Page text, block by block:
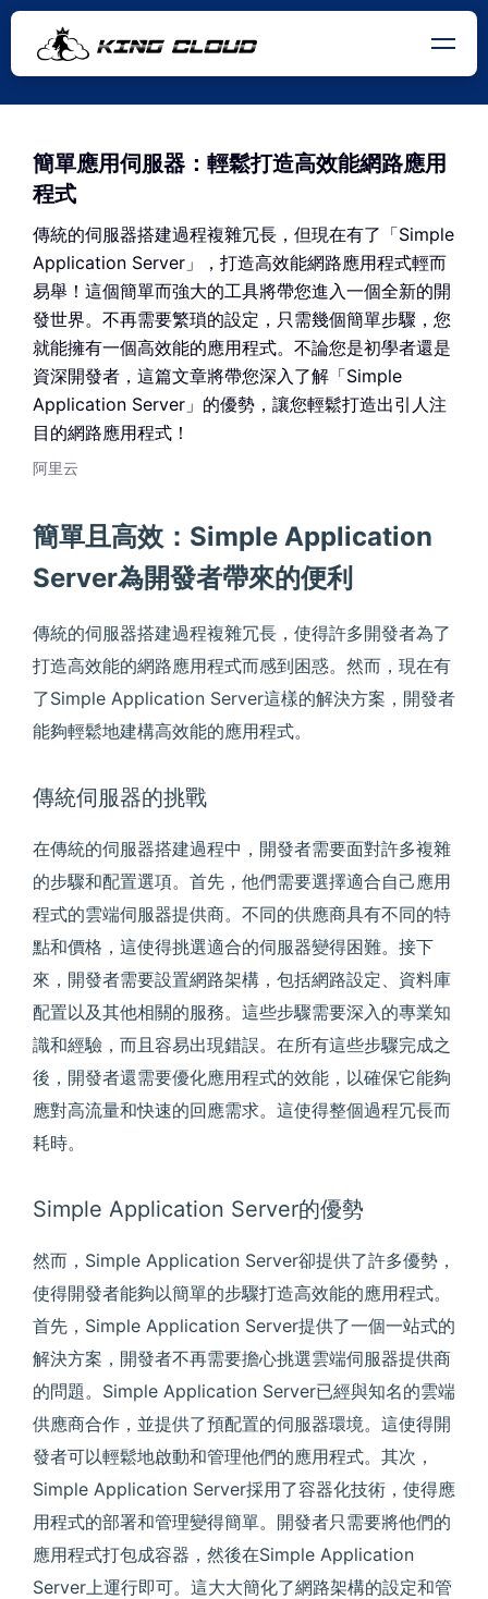
簡單應用伺服器：輕鬆打造高效能網路應用
程式
傳統的伺服器搭建過程複雜冗長，但現在有了「Simple
Application Server」，打造高效能網路應用程式輕而
易舉！這個簡單而強大的工具將帶您進入一個全新的開
發世界。不再需要繁瑣的設定，只需幾個簡單步驟，您
就能擁有一個高效能的應用程式。不論您是初學者還是
資深開發者，這篇文章將帶您深入了解「Simple
Application Server」的優勢，讓您輕鬆打造出引人注
目的網路應用程式！
阿里云
簡單且高效：Simple Application
Server為開發者帶來的便利
傳統的伺服器搭建過程複雜冗長，使得許多開發者為了
打造高效能的網路應用程式而感到困惑。然而，現在有
了Simple Application Server這樣的解決方案，開發者
能夠輕鬆地建構高效能的應用程式。
傳統伺服器的挑戰
在傳統的伺服器搭建過程中，開發者需要面對許多複雜
的步驟和配置選項。首先，他們需要選擇適合自己應用
程式的雲端伺服器提供商。不同的供應商具有不同的特
點和價格，這使得挑選適合的伺服器變得困難。接下
來，開發者需要設置網路架構，包括網路設定、資料庫
配置以及其他相關的服務。這些步驟需要深入的專業知
識和經驗，而且容易出現錯誤。在所有這些步驟完成之
後，開發者還需要優化應用程式的效能，以確保它能夠
應對高流量和快速的回應需求。這使得整個過程冗長而
耗時。
Simple Application Server的優勢
然而，Simple Application Server卻提供了許多優勢，
使得開發者能夠以簡單的步驟打造高效能的應用程式。
首先，Simple Application Server提供了一個一站式的
解決方案，開發者不再需要擔心挑選雲端伺服器提供商
的問題。Simple Application Server已經與知名的雲端
供應商合作，並提供了預配置的伺服器環境。這使得開
發者可以輕鬆地啟動和管理他們的應用程式。其次，
Simple Application Server採用了容器化技術，使得應
用程式的部署和管理變得簡單。開發者只需要將他們的
應用程式打包成容器，然後在Simple Application
Server上運行即可。這大大簡化了網路架構的設定和管